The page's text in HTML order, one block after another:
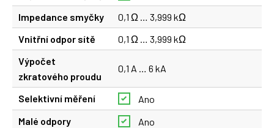
Impedance smyčky
0,1 Ω … 3,999 kΩ
Vnitřní odpor sítě
0,1 Ω … 3,999 kΩ
Výpočet
zkratového proudu
0,1 A … 6 kA
Selektivní měření
Ano
Malé odpory
Ano